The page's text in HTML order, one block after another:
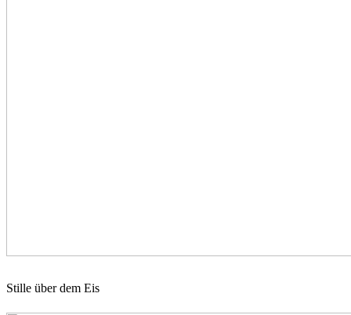
Stille über dem Eis